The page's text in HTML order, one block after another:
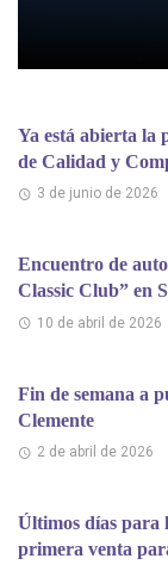
Ya está abierta la
de Calidad y
3 de junio de 2026
Encuentro de
Classic Club” en
10 de abril de 2026
Fin de semana a
Clemente
2 de abril de 2026
Últimos días para
primera venta